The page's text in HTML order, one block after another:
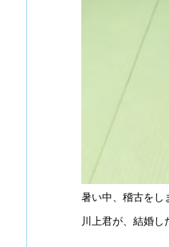
暑い中、稽古をし
川上君が、結婚し